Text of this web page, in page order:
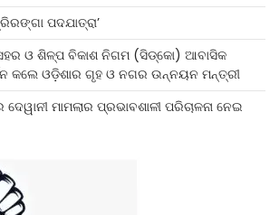
ପଦଯାତ୍ରା’
ଓ ଶିଳ୍ପ ବିକାଶ ନିଗମ (ସିଡ୍‌କୋ) ଆବାସିକ
କଲେ ଓଡ଼ିଶାର ଗୃହ ଓ ନଗର ଉନ୍ନୟନ ମନ୍ତ୍ରୀ
ମାମଲାର ପ୍ରଭାବଶାଳୀ ପରିଚାଳନା ନେଇ